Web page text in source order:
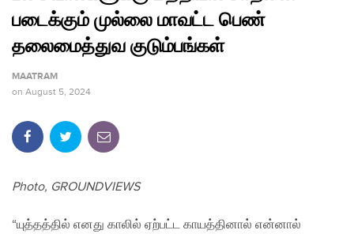
படைக்கும் முல்லை மாவட்ட பெண்
தலைமைத்துவ குடும்பங்கள்
MAATRAM
on August 5, 2024
Photo, GROUNDVIEWS
“யுத்தத்தில் எனது காலில் ஏற்பட்ட காயத்தினால் என்னால்